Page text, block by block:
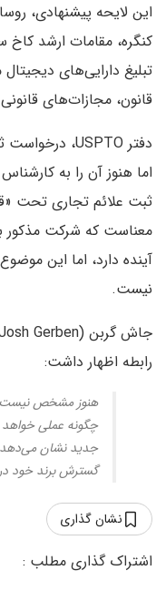
این لایحه پیشنهادی،
کنگره، مقامات ارشد کاخ
تبلیغ دارایی‌های
قانون، مجازات‌های
اما هنوز آن را به
معناست که شرکت مذکور
آینده دارد، اما این
نیست.
رابطه اظهار داشت:
هنوز مشخص نیست
چگونه عملی
جدید نشان می‌دهد
گسترش برند خود
نشان گذاری